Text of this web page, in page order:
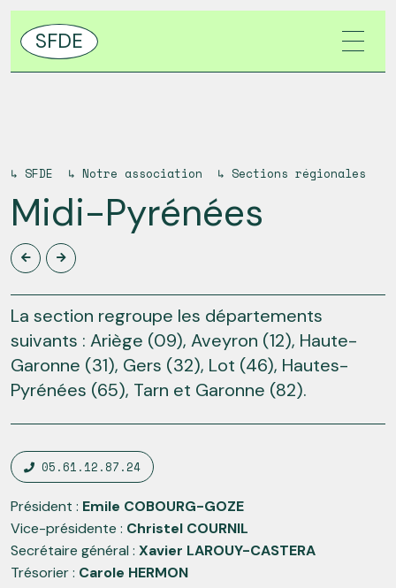
SFDE
↳ SFDE ↳ Notre association ↳ Sections régionales
Midi-Pyrénées
La section regroupe les départements
suivants : Ariège (09), Aveyron (12), Haute-
Garonne (31), Gers (32), Lot (46), Hautes-
Pyrénées (65), Tarn et Garonne (82).
05.61.12.87.24
Président : Emile COBOURG-GOZE
Vice-présidente : Christel COURNIL
Secrétaire général : Xavier LAROUY-CASTERA
Trésorier : Carole HERMON